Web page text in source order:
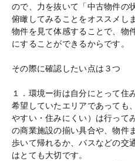
ので、力を抜いて「中古物件の
俯瞰してみることをオススメし
物件を見て体感することで、物
にすることができるからです。
その際に確認したい点は３つ
１．環境ー街は自分にとって住
希望していたエリアであっても
やすい・住みにくい）は行って
の商業施設の揃い具合や、物件
歩いて帰れるか、バスなどの交
はとても大切です。